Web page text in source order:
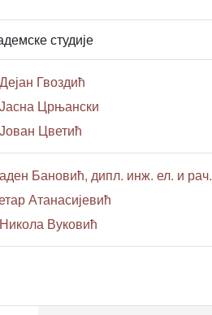
студије
Гвоздић
Црњански
Цветић
Бановић, дипл. инж. ел. и рач.
Атанасијевић
Вуковић